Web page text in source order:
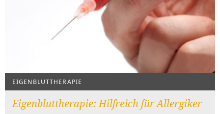
EIGENBLUTTHERAPIE
Eigenbluttherapie: Hilfreich für Allergiker